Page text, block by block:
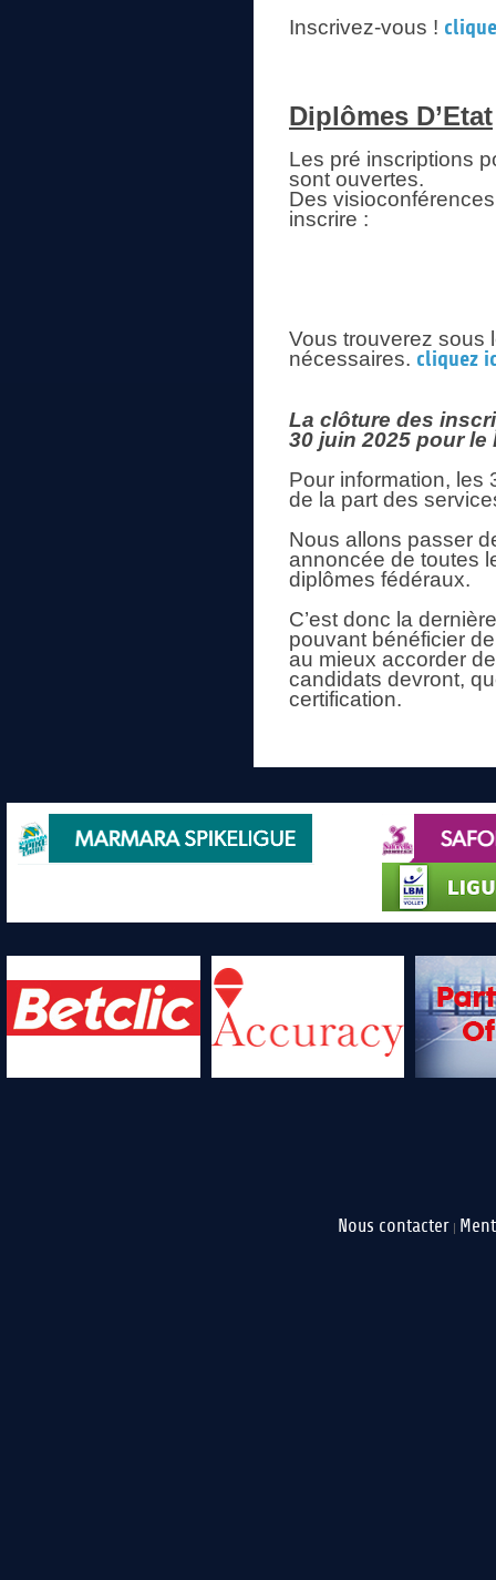
Inscrivez-vous !
Diplômes D’Etat
Les pré inscriptions
sont ouvertes.
Des
inscrire :
Vous trouverez sous
nécessaires. cliquez
La clôture des
30 juin 2025 pour le
Pour information, les
de la part des
Nous allons passer
annoncée de toutes
diplômes fédéraux.
C’est donc la
pouvant bénéficier
au mieux accorder
candidats devront,
certification.
Nous contacter |